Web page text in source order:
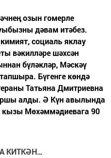
озын гомерле
дәвам итәбез.
социаль яклау
вәкилләре шәхсән
бүләкләр, Мәскәү
Бүгенге көндә
Татьяна Дмитриевна
алды. Ә Күн авылында
Мөхәммәдиевага 90
КИТКӘН…